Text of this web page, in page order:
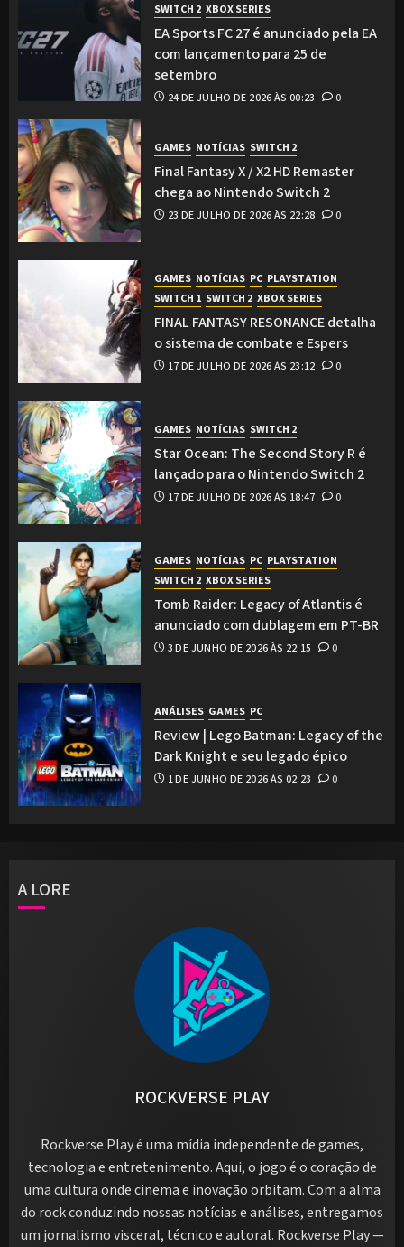
SWITCH 2 XBOX SERIES
EA Sports FC 27 é anunciado pela EA
com lançamento para 25 de
setembro
24 DE JULHO DE 2026 ÀS 00:23 0
GAMES NOTÍCIAS SWITCH 2
Final Fantasy X / X2 HD Remaster
chega ao Nintendo Switch 2
23 DE JULHO DE 2026 ÀS 22:28 0
GAMES NOTÍCIAS PC PLAYSTATION
SWITCH 1 SWITCH 2 XBOX SERIES
FINAL FANTASY RESONANCE detalha
o sistema de combate e Espers
17 DE JULHO DE 2026 ÀS 23:12 0
GAMES NOTÍCIAS SWITCH 2
Star Ocean: The Second Story R é
lançado para o Nintendo Switch 2
17 DE JULHO DE 2026 ÀS 18:47 0
GAMES NOTÍCIAS PC PLAYSTATION
SWITCH 2 XBOX SERIES
Tomb Raider: Legacy of Atlantis é
anunciado com dublagem em PT-BR
3 DE JUNHO DE 2026 ÀS 22:15 0
ANÁLISES GAMES PC
Review | Lego Batman: Legacy of the
Dark Knight e seu legado épico
1 DE JUNHO DE 2026 ÀS 02:23 0
A LORE
ROCKVERSE PLAY
Rockverse Play é uma mídia independente de games,
tecnologia e entretenimento. Aqui, o jogo é o coração de
uma cultura onde cinema e inovação orbitam. Com a alma
do rock conduzindo nossas notícias e análises, entregamos
um jornalismo visceral, técnico e autoral. Rockverse Play —